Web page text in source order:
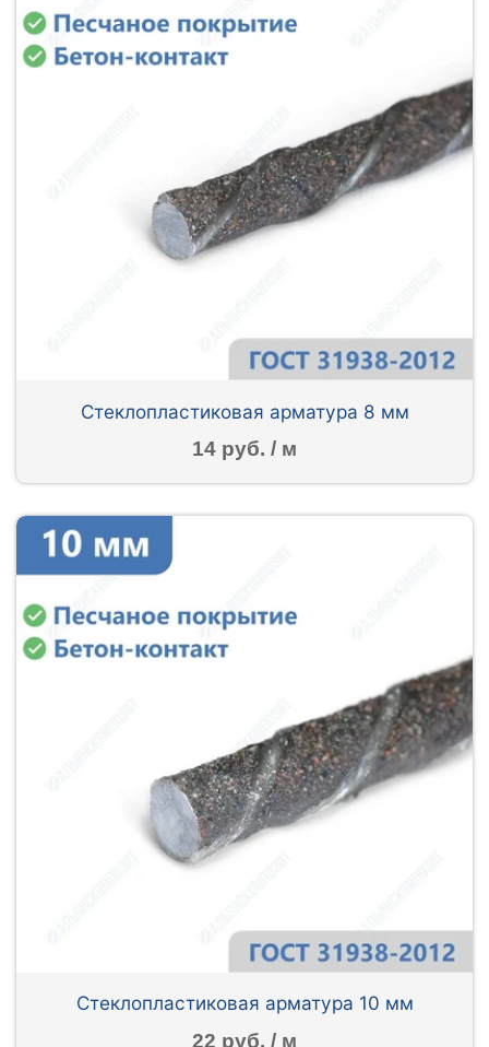
Стеклопластиковая арматура 8 мм
14 руб. / м
Стеклопластиковая арматура 10 мм
22 руб. / м